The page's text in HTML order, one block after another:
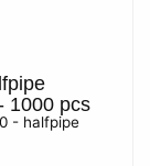
1000 pcs
- halfpipe